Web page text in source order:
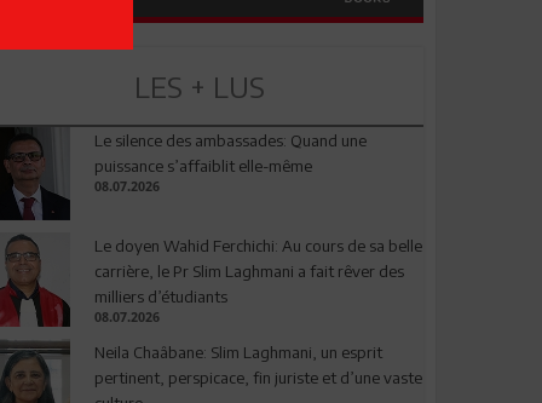
LES + LUS
Le silence des ambassades: Quand une
puissance s’affaiblit elle-même
08.07.2026
Le doyen Wahid Ferchichi: Au cours de sa belle
carrière, le Pr Slim Laghmani a fait rêver des
milliers d’étudiants
08.07.2026
Neila Chaâbane: Slim Laghmani, un esprit
pertinent, perspicace, fin juriste et d’une vaste